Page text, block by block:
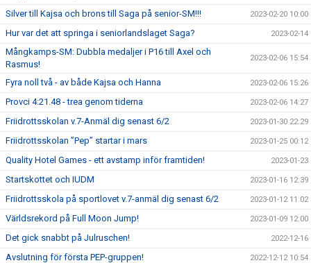
Silver till Kajsa och brons till Saga på senior-SM!!! 2023-02-20 10:00
Hur var det att springa i seniorlandslaget Saga? 2023-02-14
Mångkamps-SM: Dubbla medaljer i P16 till Axel och
Rasmus!
2023-02-06 15:54
Fyra noll två - av både Kajsa och Hanna 2023-02-06 15:26
Provci 4:21.48 - trea genom tiderna 2023-02-06 14:27
Friidrottsskolan v.7-Anmäl dig senast 6/2 2023-01-30 22:29
Friidrottsskolan ”Pep” startar i mars 2023-01-25 00:12
Quality Hotel Games - ett avstamp inför framtiden! 2023-01-23
Startskottet och IUDM 2023-01-16 12:39
Friidrottsskola på sportlovet v.7-anmäl dig senast 6/2 2023-01-12 11:02
Världsrekord på Full Moon Jump! 2023-01-09 12:00
Det gick snabbt på Julruschen! 2022-12-16
Avslutning för första PEP-gruppen! 2022-12-12 10:54